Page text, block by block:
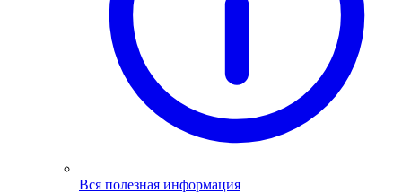
Вся полезная информация